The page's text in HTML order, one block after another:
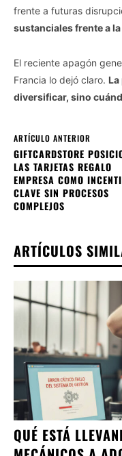
frente a futuras
sustanciales frente a
El reciente apagón
Francia lo dejó claro.
diversificar, sino
ARTÍCULO ANTERIOR
GIFTCARDSTORE
LAS TARJETAS REGALO
EMPRESA COMO
CLAVE SIN PROCESOS
COMPLEJOS
ARTÍCULOS
QUÉ ESTÁ